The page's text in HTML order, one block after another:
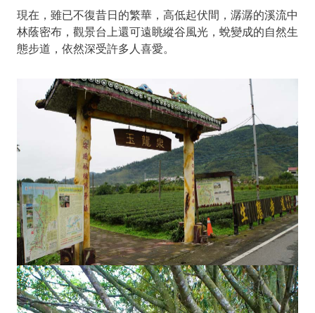
現在，雖已不復昔日的繁華，高低起伏間，潺潺的溪流中
林蔭密布，觀景台上還可遠眺縱谷風光，蛻變成的自然生
態步道，依然深受許多人喜愛。